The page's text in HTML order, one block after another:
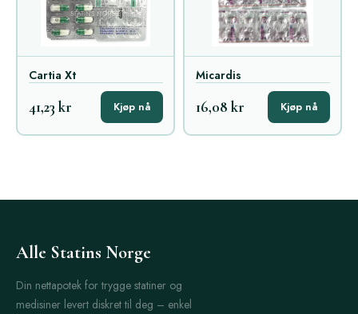
Cartia Xt
41,23 kr Kjøp nå
Micardis
16,08 kr Kjøp nå
Alle Statins Norge
Din nettapotek for trygge statiner og
medisiner levert diskret til deg – enkel